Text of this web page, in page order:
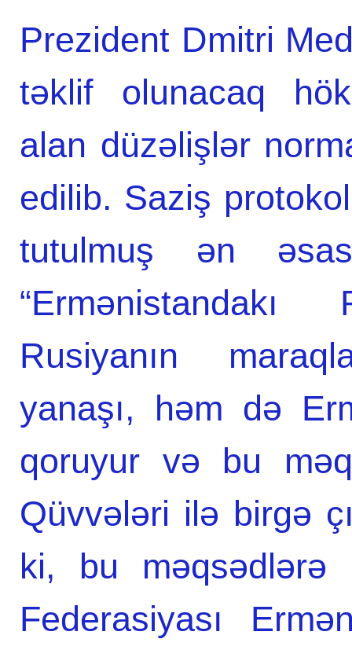
Prezident Dmitri
təklif olunacaq
alan düzəlişlər
edilib. Saziş
tutulmuş ən
Rusiyanın
yanaşı, həm də
qoruyur və bu
Qüvvələri ilə birgə
ki, bu məqsədlərə
Federasiyası